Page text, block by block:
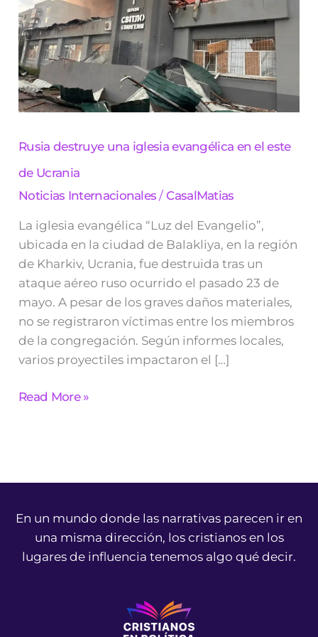
Rusia destruye una iglesia evangélica en el este
de Ucrania
Noticias Internacionales /CasalMatias
La iglesia evangélica “Luz del Evangelio”,
ubicada en la ciudad de Balakliya, en la región
de Kharkiv, Ucrania, fue destruida tras un
ataque aéreo ruso ocurrido el pasado 23 de
mayo. A pesar de los graves daños materiales,
no se registraron víctimas entre los miembros
de la congregación. Según informes locales,
varios proyectiles impactaron el […]
iglesia
evangélica
en
el
este
de
Ucrania
Read More »
En un mundo donde las narrativas parecen ir en
una misma dirección, los cristianos en los
lugares de influencia tenemos algo qué decir.